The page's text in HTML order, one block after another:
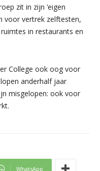
zit in zijn ‘eigen
voor vertrek zelftesten,
in restaurants en
College ook oog voor
anderhalf jaar
misgelopen: ook voor
WhatsApp